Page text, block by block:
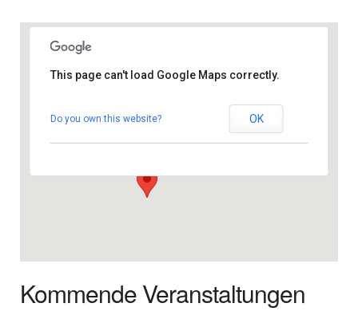
Centro Ecumenico el Salvador
Av. de Italia - Playa del Inglès de Maspalomas
This page can't load Google Maps correctly.
Do you own this website? OK
Kommende Veranstaltungen